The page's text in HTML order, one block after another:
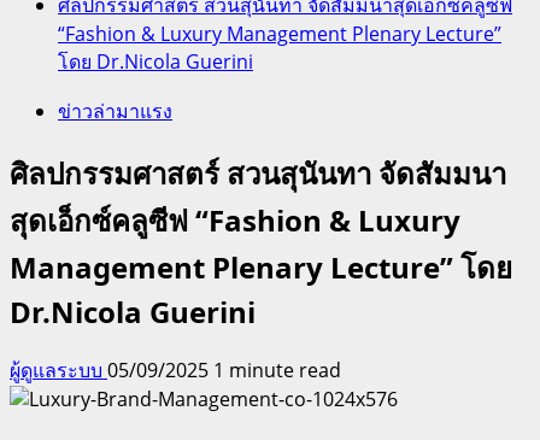
“Fashion & Luxury Management Plenary Lecture”
โดย Dr.Nicola Guerini
ข่าวล่ามาแรง
ศิลปกรรมศาสตร์ สวนสุนันทา จัดสัมมนา
สุดเอ็กซ์คลูซีฟ “Fashion & Luxury
Management Plenary Lecture” โดย
Dr.Nicola Guerini
ผู้ดูแลระบบ 05/09/2025 1 minute read